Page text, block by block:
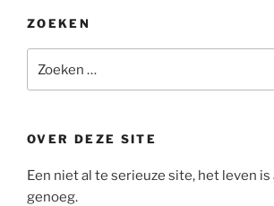
ZOEKEN
naar:
OVER DEZE SITE
Een niet al te serieuze site, het leven is
genoeg.